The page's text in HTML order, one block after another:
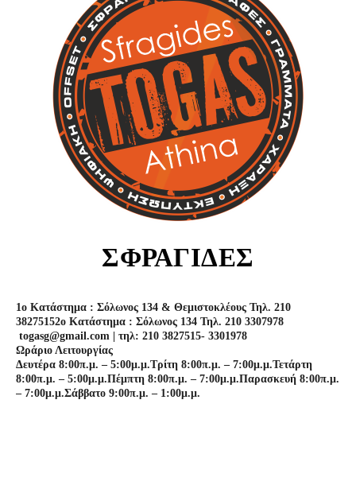
ΣΦΡΑΓΊΔΕΣ
1o Κατάστημα : Σόλωνος 134 & Θεμιστοκλέους Τηλ. 210
38275152o Κατάστημα : Σόλωνος 134 Τηλ. 210 3307978
togasg@gmail.com | τηλ: 210 3827515- 3301978
Ωράριο Λειτουργίας
Δευτέρα 8:00π.μ. – 5:00μ.μ.Τρίτη 8:00π.μ. – 7:00μ.μ.Τετάρτη
8:00π.μ. – 5:00μ.μ.Πέμπτη 8:00π.μ. – 7:00μ.μ.Παρασκευή 8:00π.μ.
– 7:00μ.μ.Σάββατο 9:00π.μ. – 1:00μ.μ.